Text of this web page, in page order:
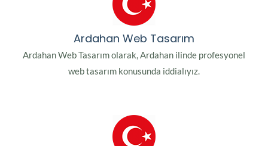
Ardahan Web Tasarım
Ardahan Web Tasarım olarak, Ardahan ilinde profesyonel
web tasarım konusunda iddialıyız.